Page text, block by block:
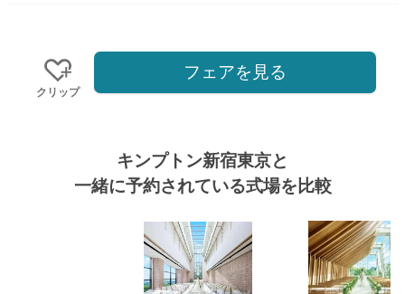
クリップ
フェアを見る
キンプトン新宿東京と
一緒に予約されている式場を比較